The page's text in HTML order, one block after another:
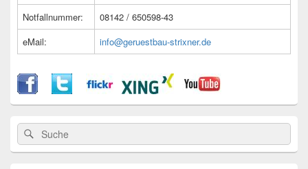
Notfallnummer:
08142 / 650598-43
eMail:
info@geruestbau-strixner.de
Suche
nach:
Suche